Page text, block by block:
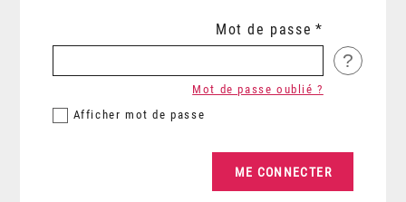
Mot de passe
?
Afficher mot de passe
Mot de passe oublié ?